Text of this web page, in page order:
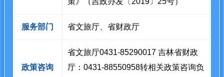
服务部门 省文旅厅、省财政厅
政策咨询
省文旅厅0431-85290017 吉林省财政
厅：0431-88550958转相关政策咨询负